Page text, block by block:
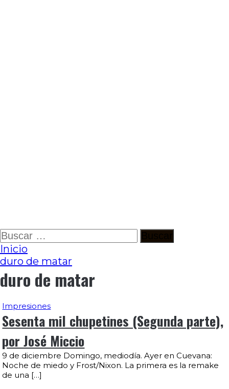
Ir
al
contenido
Buscar:
Inicio
duro de matar
duro de matar
Impresiones
Sesenta mil chupetines (Segunda parte),
por José Miccio
9 de diciembre Domingo, mediodía. Ayer en Cuevana:
Noche de miedo y Frost/Nixon. La primera es la remake
de una […]